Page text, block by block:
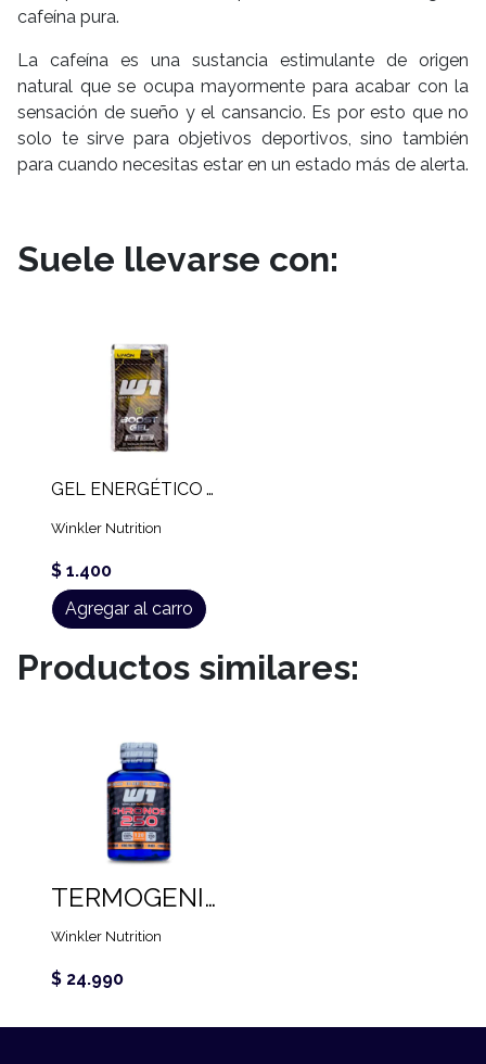
cafeína pura.
La cafeína es una sustancia estimulante de origen
natural que se ocupa mayormente para acabar con la
sensación de sueño y el cansancio. Es por esto que no
solo te sirve para objetivos deportivos, sino también
para cuando necesitas estar en un estado más de alerta.
Suele llevarse con:
GEL ENERGÉTICO W1 (30 GR)
Winkler Nutrition
$ 1.400
Agregar al carro
Productos similares:
TERMOGENICO CAFEINA CHRONOS 250 MG (120 CAPS)
Winkler Nutrition
$ 24.990